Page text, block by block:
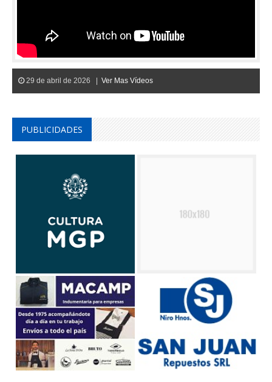
29 de abril de 2026 | Ver Mas Vídeos
PUBLICIDADES